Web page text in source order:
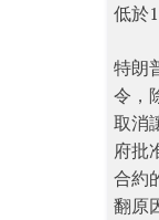
低於
特朗
令，
取消
府批
合約
翻原